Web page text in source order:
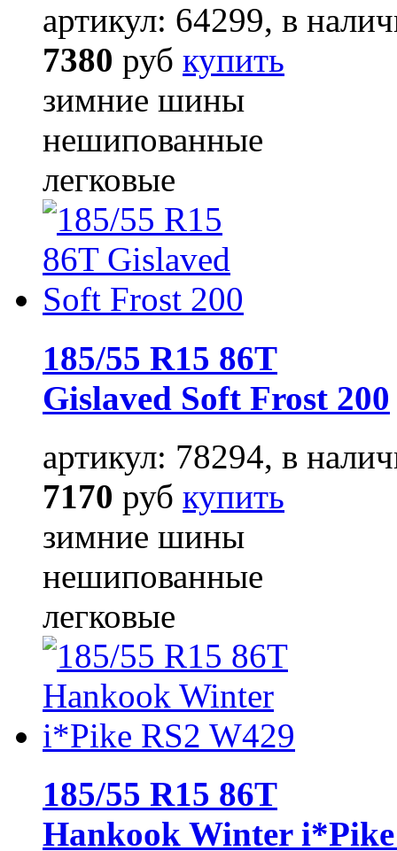
артикул: 64299, в
7380 руб купить
зимние шины
нешипованные
легковые
185/55 R15 86T
Gislaved Soft Frost 200
артикул: 78294, в
7170 руб купить
зимние шины
нешипованные
легковые
185/55 R15 86T
Hankook Winter i*Pike